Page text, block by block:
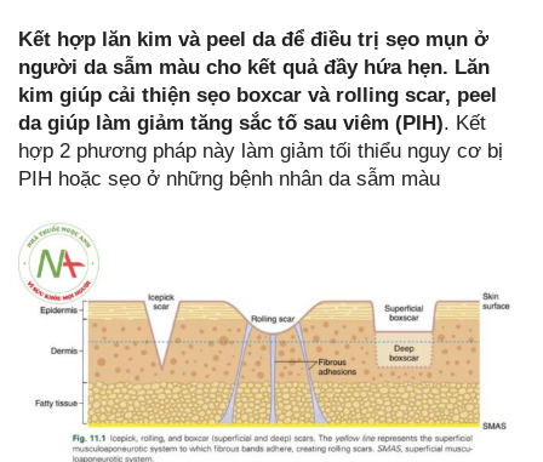
Kết hợp lăn kim và peel da để điều trị sẹo mụn ở
người da sẫm màu cho kết quả đầy hứa hẹn. Lăn
kim giúp cải thiện sẹo boxcar và rolling scar, peel
da giúp làm giảm tăng sắc tố sau viêm (PIH). Kết
hợp 2 phương pháp này làm giảm tối thiểu nguy cơ bị
PIH hoặc sẹo ở những bệnh nhân da sẫm màu